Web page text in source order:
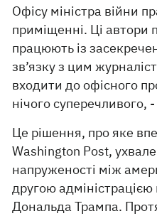
Офісу міністра війни
приміщенні. Ці автори
працюють із
зв’язку з цим
входити до офісного
нічого суперечливого,
Це рішення, про яке
Washington Post,
напруженості між
другою
Дональда Трампа.